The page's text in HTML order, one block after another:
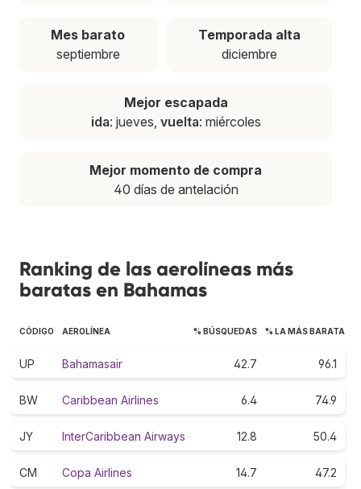
Mes barato
septiembre
Temporada alta
diciembre
Mejor escapada
ida: jueves, vuelta: miércoles
Mejor momento de compra
40 días de antelación
Ranking de las aerolíneas más
baratas en Bahamas
CÓDIGO AEROLÍNEA % BÚSQUEDAS % LA MÁS BARATA
UP Bahamasair 42.7 96.1
BW Caribbean Airlines 6.4 74.9
JY InterCaribbean Airways 12.8 50.4
CM Copa Airlines 14.7 47.2